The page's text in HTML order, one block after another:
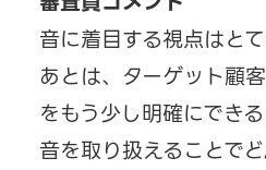
音に着目する視点はと
あとは、ターゲット顧
をもう少し明確にでき
音を取り扱えることで